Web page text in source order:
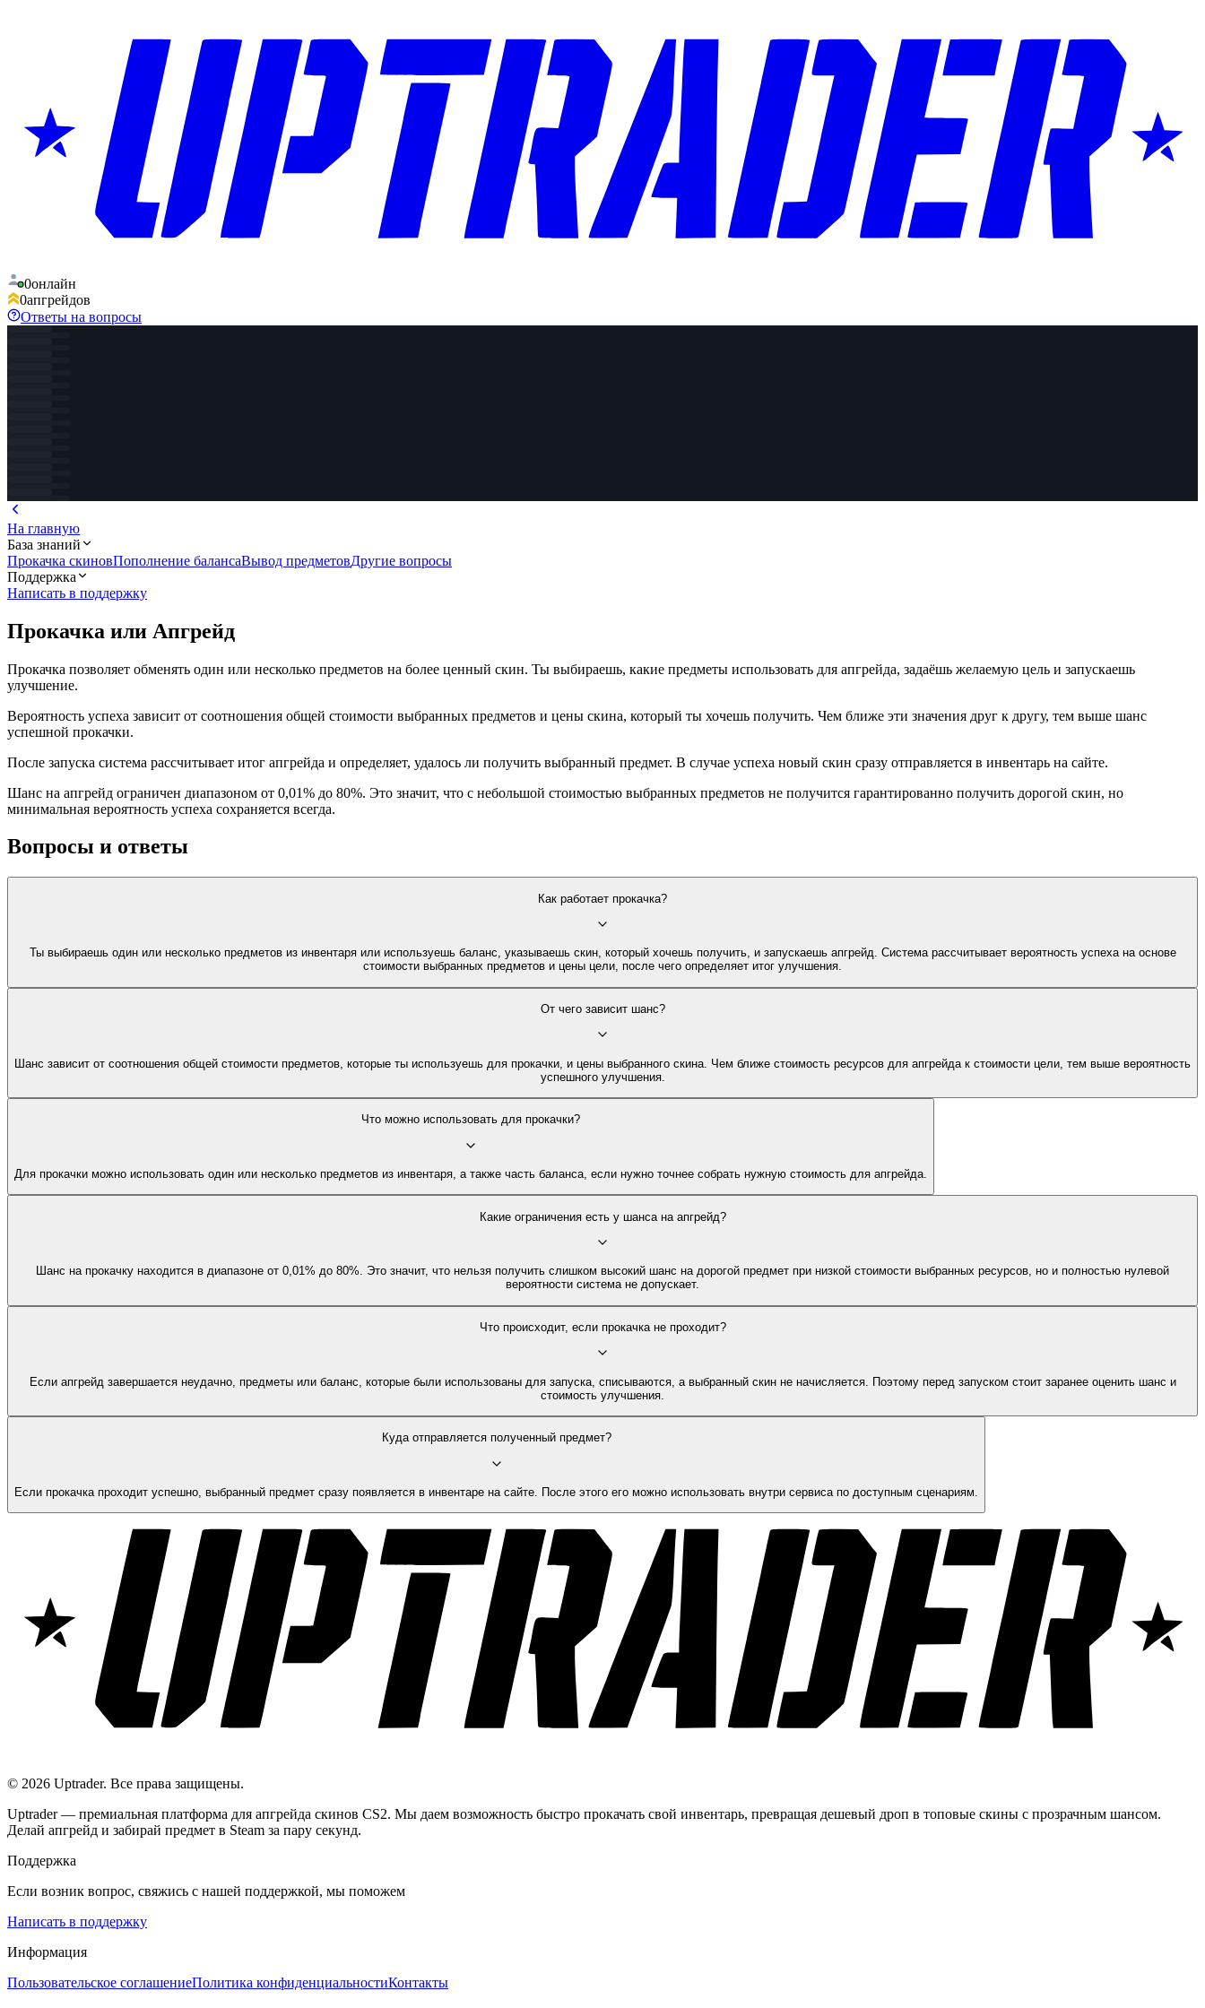
0онлайн
0апгрейдов
Ответы на вопросы
На главную
База знаний
Прокачка скиновПополнение балансаВывод предметовДругие вопросы
Поддержка
Написать в поддержку
Прокачка или Апгрейд
Прокачка позволяет обменять один или несколько предметов на более ценный скин. Ты выбираешь, какие предметы использовать для апгрейда, задаёшь желаемую цель и запускаешь
улучшение.
Вероятность успеха зависит от соотношения общей стоимости выбранных предметов и цены скина, который ты хочешь получить. Чем ближе эти значения друг к другу, тем выше шанс
успешной прокачки.
После запуска система рассчитывает итог апгрейда и определяет, удалось ли получить выбранный предмет. В случае успеха новый скин сразу отправляется в инвентарь на сайте.
Шанс на апгрейд ограничен диапазоном от 0,01% до 80%. Это значит, что с небольшой стоимостью выбранных предметов не получится гарантированно получить дорогой скин, но
минимальная вероятность успеха сохраняется всегда.
Вопросы и ответы
Как работает прокачка?
Ты выбираешь один или несколько предметов из инвентаря или используешь баланс, указываешь скин, который хочешь получить, и запускаешь апгрейд. Система рассчитывает вероятность успеха на основе
стоимости выбранных предметов и цены цели, после чего определяет итог улучшения.
От чего зависит шанс?
Шанс зависит от соотношения общей стоимости предметов, которые ты используешь для прокачки, и цены выбранного скина. Чем ближе стоимость ресурсов для апгрейда к стоимости цели, тем выше вероятность
успешного улучшения.
Что можно использовать для прокачки?
Для прокачки можно использовать один или несколько предметов из инвентаря, а также часть баланса, если нужно точнее собрать нужную стоимость для апгрейда.
Какие ограничения есть у шанса на апгрейд?
Шанс на прокачку находится в диапазоне от 0,01% до 80%. Это значит, что нельзя получить слишком высокий шанс на дорогой предмет при низкой стоимости выбранных ресурсов, но и полностью нулевой
вероятности система не допускает.
Что происходит, если прокачка не проходит?
Если апгрейд завершается неудачно, предметы или баланс, которые были использованы для запуска, списываются, а выбранный скин не начисляется. Поэтому перед запуском стоит заранее оценить шанс и
стоимость улучшения.
Куда отправляется полученный предмет?
Если прокачка проходит успешно, выбранный предмет сразу появляется в инвентаре на сайте. После этого его можно использовать внутри сервиса по доступным сценариям.
© 2026 Uptrader. Все права защищены.
Uptrader — премиальная платформа для апгрейда скинов CS2. Мы даем возможность быстро прокачать свой инвентарь, превращая дешевый дроп в топовые скины с прозрачным шансом.
Делай апгрейд и забирай предмет в Steam за пару секунд.
Поддержка
Если возник вопрос, свяжись с нашей поддержкой, мы поможем
Написать в поддержку
Информация
Пользовательское соглашениеПолитика конфиденциальностиКонтакты